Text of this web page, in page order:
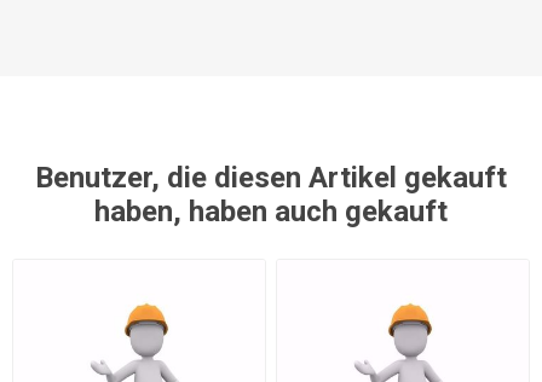
Benutzer, die diesen Artikel gekauft
haben, haben auch gekauft